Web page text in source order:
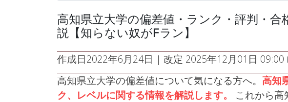
高知県立大学の偏差値・ランク・評判・合
説【知らない奴がFラン】
作成日2022年6月24日 | 改定 2025年12月01日 09:00
高知県立大学の偏差値について気になる方へ。 高知
ク、レベルに関する情報を解説します。
これから